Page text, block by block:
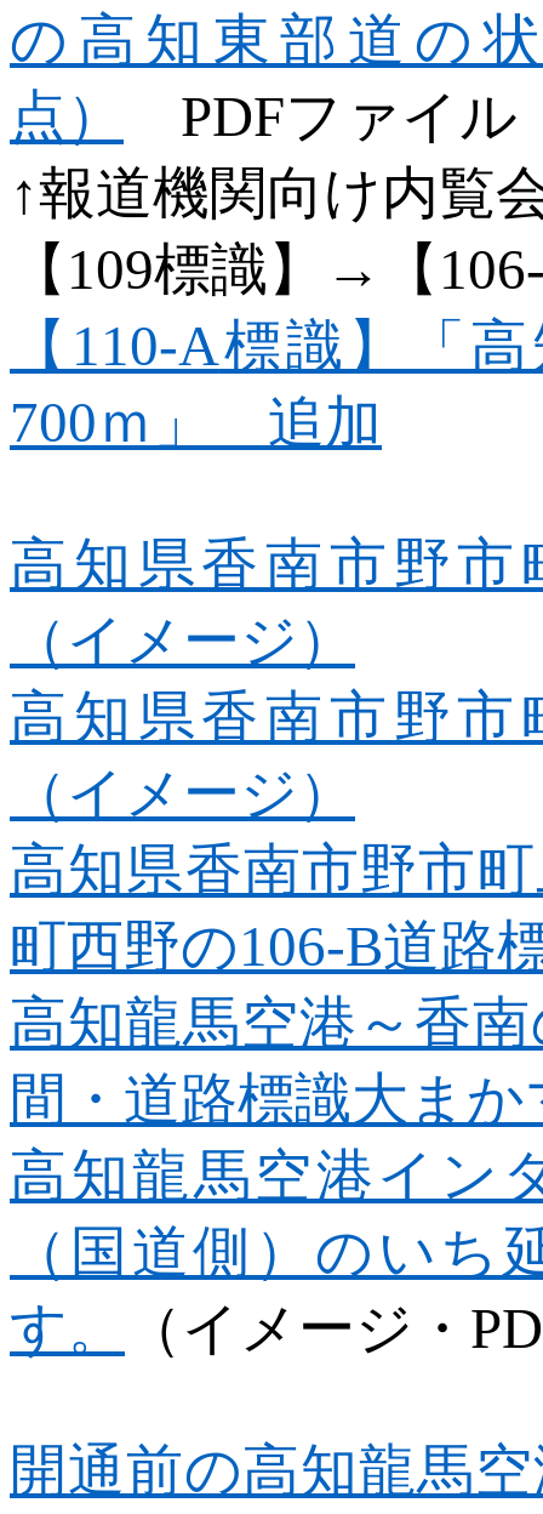
の高知東部道の
点）
PDFファイル
↑報道機関向け内覧
【 109標識】→【
【110-A標識】「
700ｍ」 追加
高知県香南市野市
（イメージ）
高知県香南市野市
（イメージ）
高知県香南市野市
町西野の106-B道路
高知龍馬空港～香
間・道路標識大ま
高知龍馬空港イン
（国道側）のい
す。
（イメージ・
開通前の高知龍馬